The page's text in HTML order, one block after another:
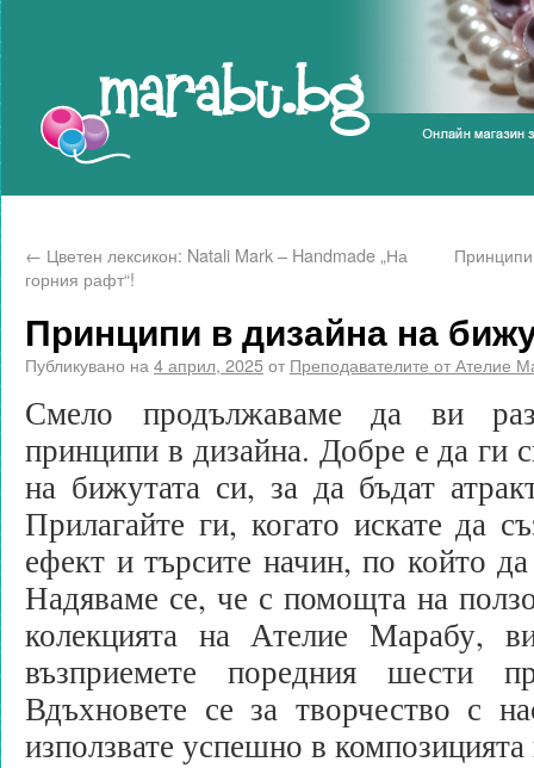
← Цветен лексикон: Natali Mark – Handmade „На
горния рафт“!
Принципи в дизайна на
Публикувано на 4 април, 2025от Преподавателите от Ателие
Смело продължаваме да ви
принципи в дизайна. Добре е да ги
на бижутата си, за да бъдат
Прилагайте ги, когато искате да
ефект и търсите начин, по който да
Надяваме се, че с помощта на
колекцията на Ателие Марабу,
възприемете поредния шести
Вдъхновете се за творчество с
използвате успешно в